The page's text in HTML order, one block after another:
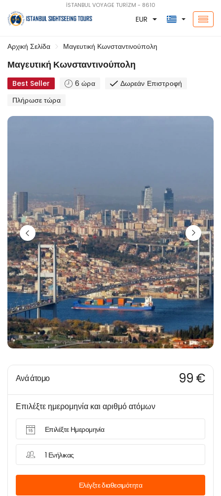
İSTANBUL VOYAGE TURİZM - 8610
EUR
Αρχική Σελίδα Μαγευτική Κωνσταντινούπολη
Μαγευτική Κωνσταντινούπολη
Best Seller 6 ώρα
Δωρεάν Επιστροφή
Πλήρωσε τώρα
Ανά άτομο 99 €
Επιλέξτε ημερομηνία και αριθμό ατόμων
Επιλέξτε Ημερομηνία
1 Ενήλικας
Ελέγξτε διαθεσιμότητα